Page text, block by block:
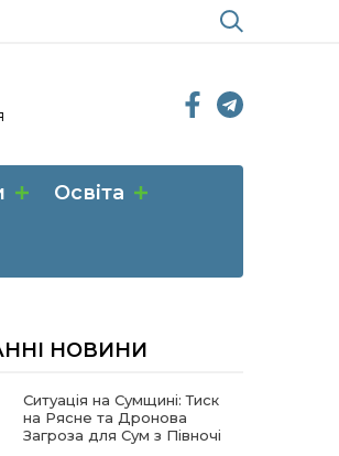
Освіта
НОВИНИ
Ситуація на Сумщині: Тиск
на Рясне та Дронова
Загроза для Сум з Півночі